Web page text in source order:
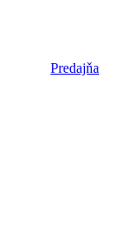
Predajňa